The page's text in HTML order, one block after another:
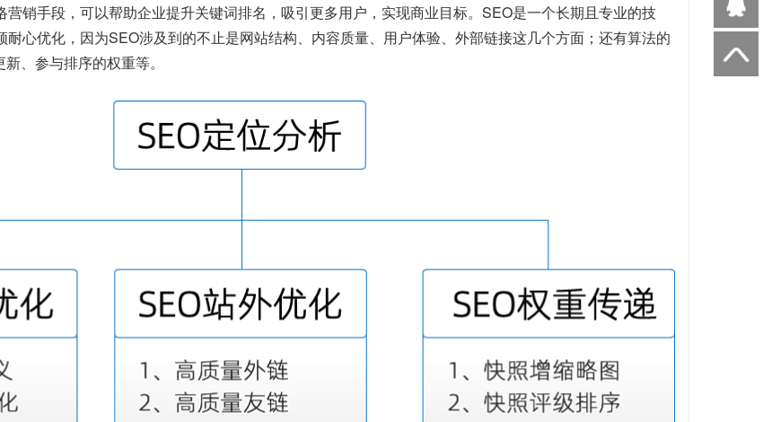
营销手段，可以帮助企业提升关键词排名，吸引更多用户，实现商业目标。SEO是一个长期且专业的技
心优化，因为SEO涉及到的不止是网站结构、内容质量、用户体验、外部链接这几个方面；还有算法的
、参与排序的权重等。